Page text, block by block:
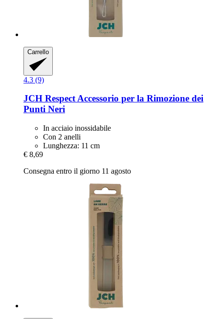
Carrello
4.3 (9)
JCH RespectAccessorio per la Rimozione dei
Punti Neri
In acciaio inossidabile
Con 2 anelli
Lunghezza: 11 cm
€ 8,69
Consegna entro il giorno 11 agosto